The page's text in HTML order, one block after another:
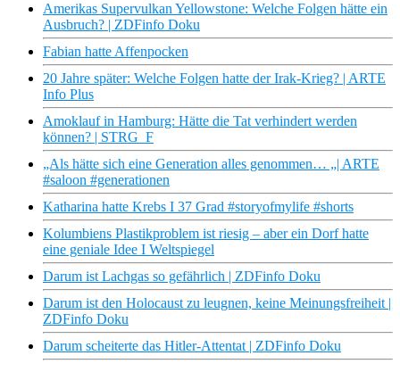
Amerikas Supervulkan Yellowstone: Welche Folgen hätte ein
Ausbruch? | ZDFinfo Doku
Fabian hatte Affenpocken
20 Jahre später: Welche Folgen hatte der Irak-Krieg? | ARTE
Info Plus
Amoklauf in Hamburg: Hätte die Tat verhindert werden
können? | STRG_F
„Als hätte sich eine Generation alles genommen… „| ARTE
#saloon #generationen
Katharina hatte Krebs I 37 Grad #storyofmylife #shorts
Kolumbiens Plastikproblem ist riesig – aber ein Dorf hatte
eine geniale Idee I Weltspiegel
Darum ist Lachgas so gefährlich | ZDFinfo Doku
Darum ist den Holocaust zu leugnen, keine Meinungsfreiheit |
ZDFinfo Doku
Darum scheiterte das Hitler-Attentat | ZDFinfo Doku